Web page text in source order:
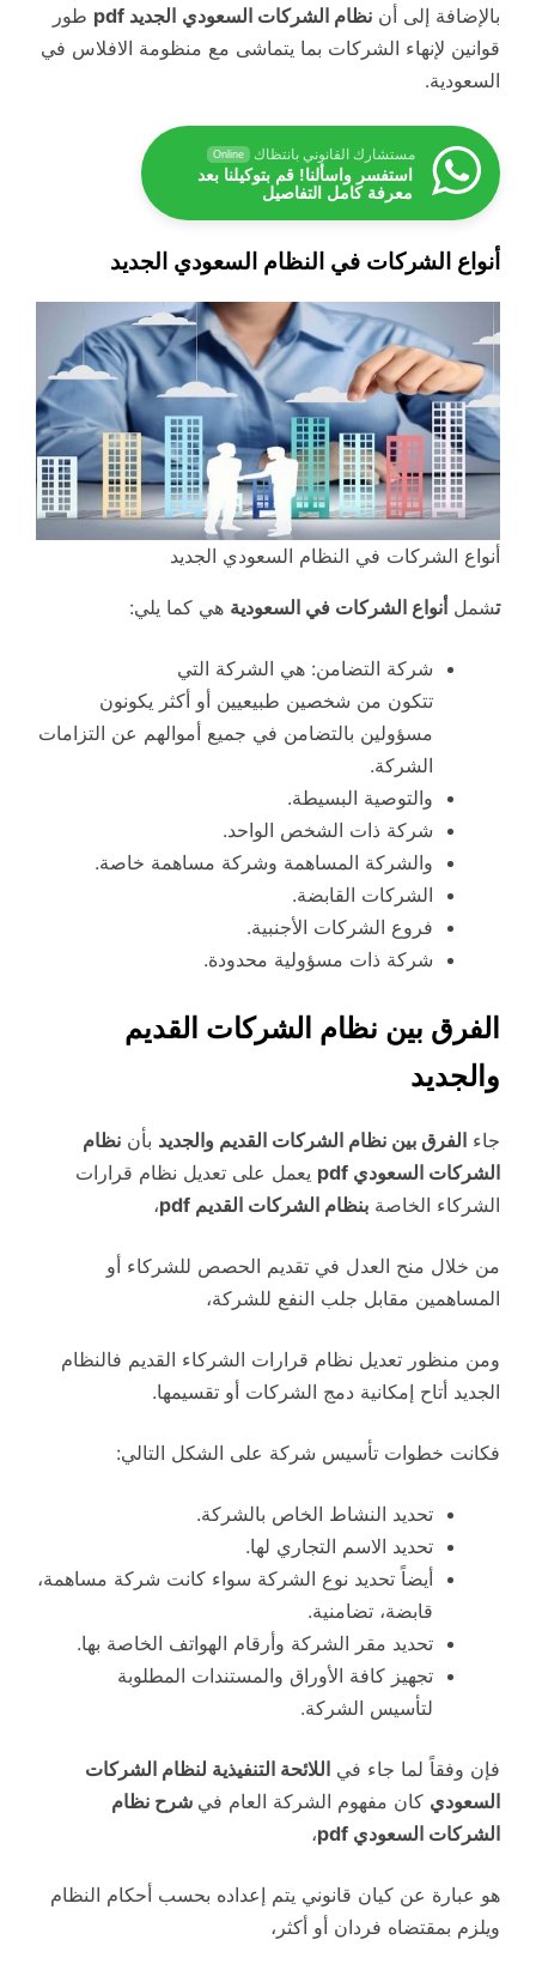
بالإضافة إلى أن نظام الشركات السعودي الجديد pdf
طور
قوانين لإنهاء الشركات بما يتماشى مع منظومة الافلاس في
السعودية.
مستشارك القانوني بانتظاك Online
استفسر واسألنا! قم بتوكيلنا بعد
معرفة كامل التفاصيل
أنواع الشركات في النظام السعودي الجديد
أنواع الشركات في النظام السعودي الجديد
تشمل أنواع الشركات في السعودية هي كما يلي:
شركة التضامن: هي الشركة التي
تتكون من شخصين طبيعيين أو أكثر يكونون
مسؤولين بالتضامن في جميع أموالهم عن التزامات
الشركة.
والتوصية البسيطة.
شركة ذات الشخص الواحد.
والشركة المساهمة وشركة مساهمة خاصة.
الشركات القابضة.
فروع الشركات الأجنبية.
شركة ذات مسؤولية محدودة.
الفرق بين نظام الشركات القديم
والجديد
جاء الفرق بين نظام الشركات القديم والجديد بأن نظام
الشركات السعودي pdf
يعمل على تعديل نظام قرارات
الشركاء الخاصة بنظام الشركات القديم pdf ،
من خلال منح العدل في تقديم الحصص للشركاء أو
المساهمين مقابل جلب النفع للشركة،
ومن منظور تعديل نظام قرارات الشركاء القديم فالنظام
الجديد أتاح إمكانية دمج الشركات أو تقسيمها.
فكانت خطوات تأسيس شركة على الشكل التالي:
تحديد النشاط الخاص بالشركة.
تحديد الاسم التجاري لها.
أيضاً تحديد نوع الشركة سواء كانت شركة مساهمة،
قابضة، تضامنية.
تحديد مقر الشركة وأرقام الهواتف الخاصة بها.
تجهيز كافة الأوراق والمستندات المطلوبة
لتأسيس الشركة.
فإن وفقاً لما جاء في اللائحة التنفيذية لنظام الشركات
السعودي كان مفهوم الشركة العام في شرح نظام
الشركات السعودي pdf
،
هو عبارة عن كيان قانوني يتم إعداده بحسب أحكام النظام
ويلزم بمقتضاه فردان أو أكثر،